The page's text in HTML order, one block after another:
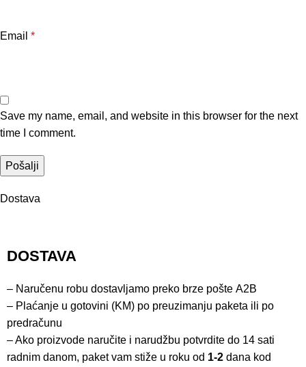
Email *
Save my name, email, and website in this browser for the next
time I comment.
Dostava
DOSTAVA
– Naručenu robu dostavljamo preko brze pošte A2B
– Plaćanje u gotovini (KM) po preuzimanju paketa ili po
predračunu
– Ako proizvode naručite i narudžbu potvrdite do 14 sati
radnim danom, paket vam stiže u roku od 1-2 dana kod